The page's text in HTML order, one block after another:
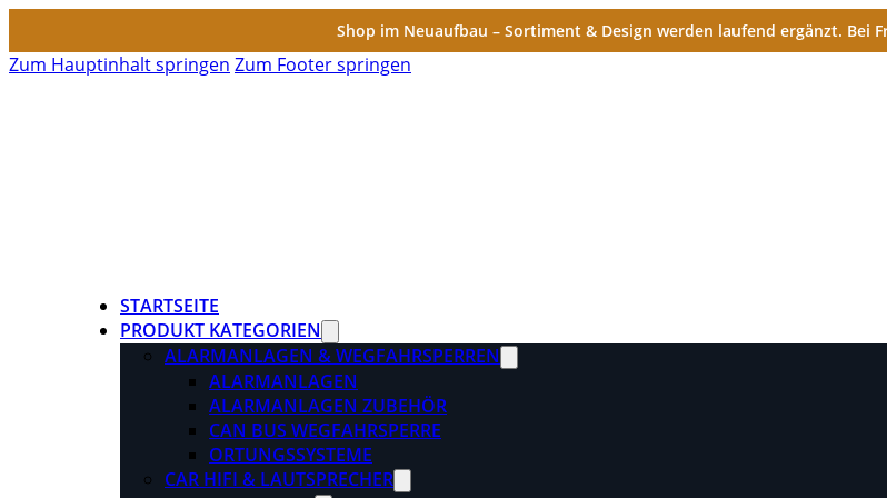
Shop im Neuaufbau – Sortiment & Design werden laufend ergänzt. Bei
Zum Hauptinhalt springen Zum Footer springen
STARTSEITE
PRODUKT KATEGORIEN
ALARMANLAGEN & WEGFAHRSPERREN
ALARMANLAGEN
ALARMANLAGEN ZUBEHÖR
CAN BUS WEGFAHRSPERRE
ORTUNGSSYSTEME
CAR HIFI & LAUTSPRECHER